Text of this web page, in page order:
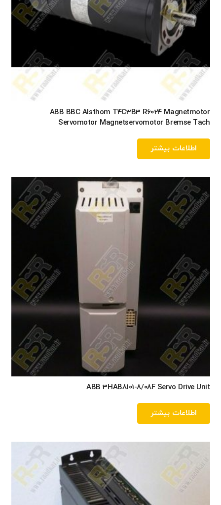
ABB BBC Alsthom T4C3B3 R6024 Magnetmotor
Servomotor Magnetservomotor Bremse Tach
اطلاعات بیشتر
ABB 3HAB8101-8/08F Servo Drive Unit
اطلاعات بیشتر